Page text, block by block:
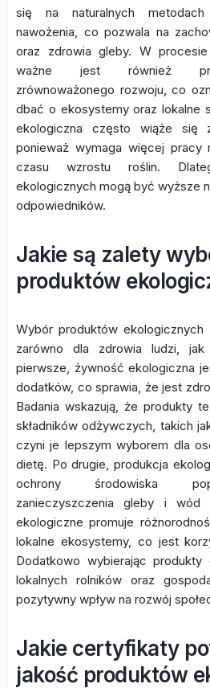
się na naturalnych
nawożenia, co pozwala na
oraz zdrowia gleby. W
ważne jest również
zrównoważonego rozwoju, co
dbać o ekosystemy oraz lokalne
ekologiczna często wiąże się
ponieważ wymaga więcej pracy
czasu wzrostu roślin.
ekologicznych mogą być wyższe
odpowiedników.
Jakie są zalety
produktów
Wybór produktów
zarówno dla zdrowia ludzi,
pierwsze, żywność ekologiczna
dodatków, co sprawia, że jest
Badania wskazują, że produkty
składników odżywczych, takich
czyni je lepszym wyborem dla
dietę. Po drugie, produkcja
ochrony środowiska
zanieczyszczenia gleby i wód
ekologiczne promuje
lokalne ekosystemy, co jest
Dodatkowo wybierając produkty
lokalnych rolników oraz
pozytywny wpływ na rozwój
Jakie certyfikaty
jakość produktów